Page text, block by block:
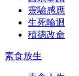
靈驗感應
生死輪迴
積德改命
素食放生